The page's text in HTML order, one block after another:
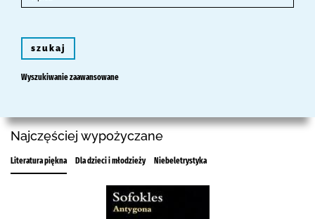
szukaj
Wyszukiwanie zaawansowane
Najczęściej wypożyczane
Literatura piękna Dla dzieci i młodzieży Niebeletrystyka